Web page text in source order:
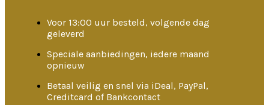
Voor 13:00 uur besteld, volgende dag
geleverd
Speciale aanbiedingen, iedere maand
opnieuw
Betaal veilig en snel via iDeal, PayPal,
Creditcard of Bankcontact